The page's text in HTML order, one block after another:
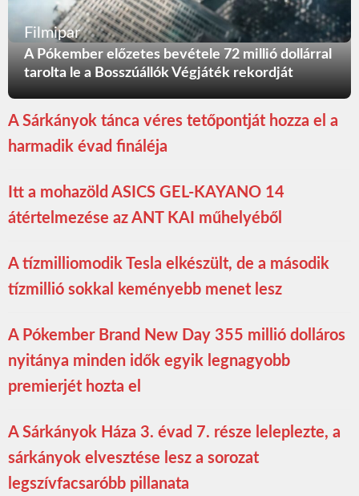
Filmipar
A Pókember előzetes bevétele 72 millió dollárral
tarolta le a Bosszúállók Végjáték rekordját
A Sárkányok tánca véres tetőpontját hozza el a
harmadik évad fináléja
Itt a mohazöld ASICS GEL-KAYANO 14
átértelmezése az ANT KAI műhelyéből
A tízmilliomodik Tesla elkészült, de a második
tízmillió sokkal keményebb menet lesz
A Pókember Brand New Day 355 millió dolláros
nyitánya minden idők egyik legnagyobb
premierjét hozta el
A Sárkányok Háza 3. évad 7. része leleplezte, a
sárkányok elvesztése lesz a sorozat
legszívfacsaróbb pillanata